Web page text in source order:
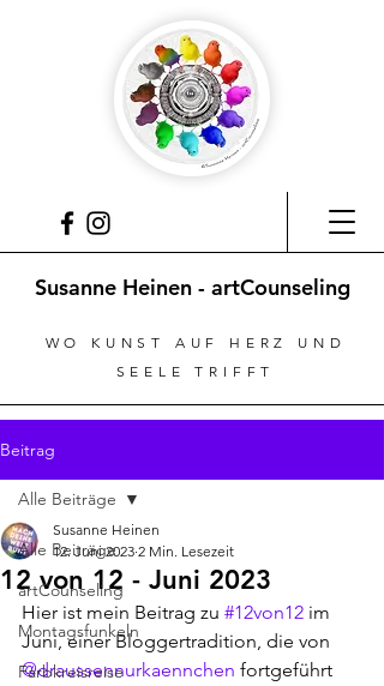
Susanne Heinen - artCounseling
WO KUNST AUF HERZ UND
SEELE TRIFFT
Beitrag
Alle Beiträge
artCounseling
Montagsfunkeln
Farbkreisreise
Alle Beiträge
12 von 12 - Juni 2023
Susanne Heinen
12. Juni 2023 2 Min. Lesezeit
Hier ist mein Beitrag zu #12von12 im
Juni, einer Bloggertradition, die von
@draussennurkaennchen fortgeführt